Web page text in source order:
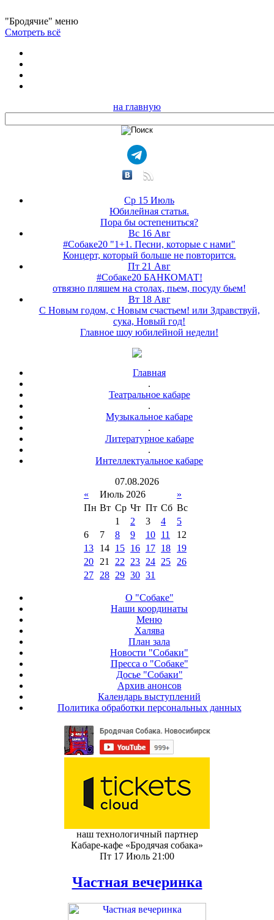
"Бродячие" меню
Смотреть всё
на главную
Ср 15 Июль
Юбилейная статья.
Пора бы остепениться?
Вс 16 Авг
#Собаке20 "1+1. Песни, которые с нами"
Концерт, который больше не повторится.
Пт 21 Авг
#Собаке20 БАНКОМАТ!
отвязно пляшем на столах, пьем, посуду бьем!
Вт 18 Авг
С Новым годом, с Новым счастьем! или Здравствуй,
сука, Новый год!
Главное шоу юбилейной недели!
Главная
.
Театральное кабаре
.
Музыкальное кабаре
.
Литературное кабаре
.
Интеллектуальное кабаре
07.08.2026
«
Июль 2026
»
Пн Вт Ср Чт Пт Сб Вс
1
2 3 4
5
6
7 8 9 10 11
12
13
14 15 16 17 18
19
20
21 22 23 24 25
26
27
28 29 30 31
О "Собаке"
Наши координаты
Меню
Халява
План зала
Новости "Собаки"
Пресса о "Собаке"
Досье "Собаки"
Архив анонсов
Календарь выступлений
Политика обработки персональных данных
наш технологичный партнер
Кабаре-кафе «Бродячая собака»
Пт 17 Июль 21:00
Частная вечеринка